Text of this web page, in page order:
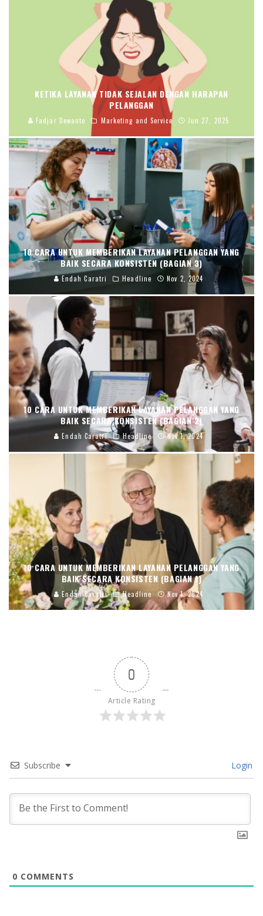
KETIKA LAYANAN TIDAK SEJALAN DENGAN HARAPAN
PELANGGAN
Fadjar Dewanto Marketing and Service Jun 27, 2025
10 CARA UNTUK MEMBERIKAN LAYANAN PELANGGAN YANG
BAIK SECARA KONSISTEN (BAGIAN 3)
Endah Caratri Headline Nov 2, 2024
10 CARA UNTUK MEMBERIKAN LAYANAN PELANGGAN YANG
BAIK SECARA KONSISTEN (BAGIAN 2)
Endah Caratri Headline Nov 1, 2024
10 CARA UNTUK MEMBERIKAN LAYANAN PELANGGAN YANG
BAIK SECARA KONSISTEN (BAGIAN 1)
Endah Caratri Headline Nov 1, 2024
0
Article Rating
Subscribe Login
0 COMMENTS